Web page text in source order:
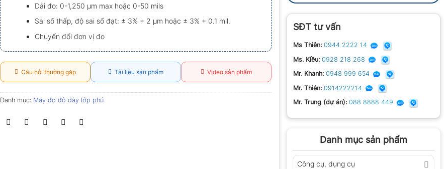
SĐT tư vấn
Ms Thiên: 0944 2222 14
Ms. Kiều: 0928 218 268
Mr. Khanh: 0948 999 654
Mr. Thiên: 0914222214
Mr. Trung (dự án): 088 8888 449
Danh mục sản phẩm
Công cụ, dụng cụ
Dải đo: 0-1,250 µm max hoặc 0-50 mils
Sai số thấp, độ sai số đạt: ± 3% + 2 µm hoặc ± 3% + 0.1 mil.
Chuyển đổi đơn vị đo
Câu hỏi thường gặp Tài liệu sản phẩm Video sản phẩm
Danh mục: Máy đo độ dày lớp phủ